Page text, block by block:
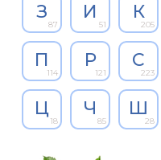
З
87
И
51
К
205
П
114
Р
121
С
223
Ц
18
Ч
85
Ш
28